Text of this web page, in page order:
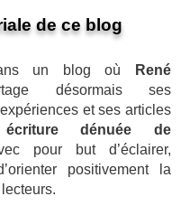
de ce blog
un blog où
René
désormais ses
et ses articles
dénuée de
pour but d’éclairer,
positivement la